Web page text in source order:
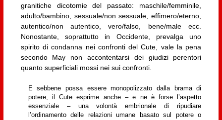
granitiche dicotomie del passato: maschile/femminile,
adulto/bambino, sessuale/non sessuale, effimero/eterno,
autentico/non autentico, vero/falso, bene/male ecc.
Nonostante, soprattutto in Occidente, prevalga uno
spirito di condanna nei confronti del Cute, vale la pena
secondo May non accontentarsi dei giudizi perentori
quanto superficiali mossi nei sui confronti.
E sebbene possa essere monopolizzato dalla brama di
potere, il Cute esprime anche – e ne è forse l’aspetto
essenziale – una volontà embrionale di ripudiare
l’ordinamento delle relazioni umane basato sul potere o